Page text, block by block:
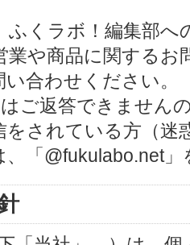
くラボ！編集部へ
業や商品に関する
合わせください。
ご返答できません
されている方（迷
、「@fukulabo.net